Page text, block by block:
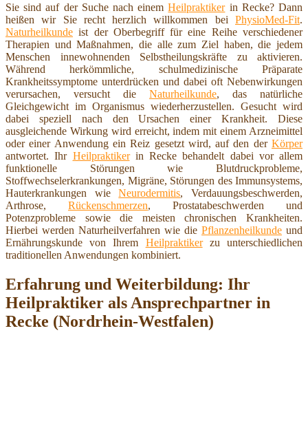
Sie sind auf der Suche nach einemHeilpraktikerin Recke? Dann
heißen wir Sie recht herzlich willkommen bei PhysioMed-Fit.
Naturheilkunde ist der Oberbegriff für eine Reihe verschiedener
Therapien und Maßnahmen, die alle zum Ziel haben, die jedem
Menschen innewohnenden Selbstheilungskräfte zu aktivieren.
Während herkömmliche, schulmedizinische Präparate
Krankheitssymptome unterdrücken und dabei oft Nebenwirkungen
verursachen, versucht die Naturheilkunde, das natürliche
Gleichgewicht im Organismus wiederherzustellen. Gesucht wird
dabei speziell nach den Ursachen einer Krankheit. Diese
ausgleichende Wirkung wird erreicht, indem mit einem Arzneimittel
oder einer Anwendung ein Reiz gesetzt wird, auf den der Körper
antwortet. Ihr Heilpraktikerin Recke behandelt dabei vor allem
funktionelle Störungen wie Blutdruckprobleme,
Stoffwechselerkrankungen, Migräne, Störungen des Immunsystems,
Hauterkrankungen wieNeurodermitis, Verdauungsbeschwerden,
Arthrose, Rückenschmerzen, Prostatabeschwerden und
Potenzprobleme sowie die meisten chronischen Krankheiten.
Hierbei werden Naturheilverfahren wie die Pflanzenheilkunde und
Ernährungskunde von Ihrem Heilpraktikerzu unterschiedlichen
traditionellen Anwendungen kombiniert.
Erfahrung und Weiterbildung: Ihr
Heilpraktiker als Ansprechpartner in
Recke (Nordrhein-Westfalen)